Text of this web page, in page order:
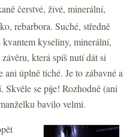
čerstvé, živé, minerální,
rebarbora. Suché, středně
kyseliny, minerální,
která spíš nutí dát si
úplně tiché. Je to zábavné a
Skvěle se pije! Rozhodně (ani
bavilo velmi.